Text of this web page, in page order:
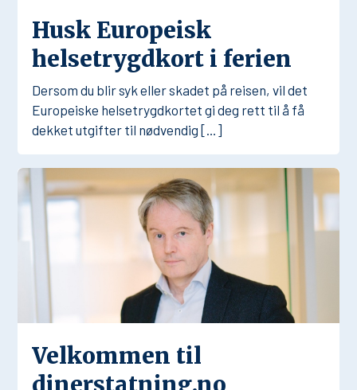
Husk Europeisk
helsetrygdkort i ferien
Dersom du blir syk eller skadet på reisen, vil det
Europeiske helsetrygdkortet gi deg rett til å få
dekket utgifter til nødvendig […]
Velkommen til